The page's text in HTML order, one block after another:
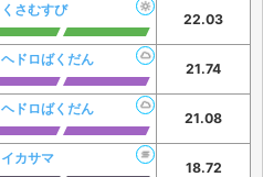
くさむすび
22.03
ヘドロばくだん
21.74
ヘドロばくだん
21.08
イカサマ
18.72